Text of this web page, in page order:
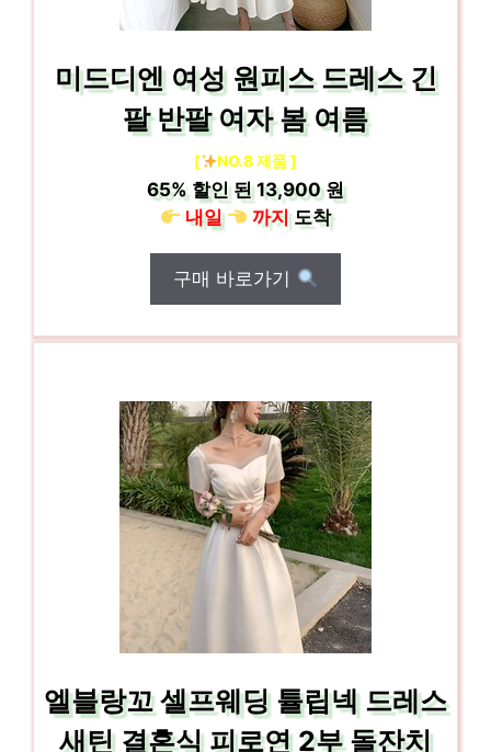
미드디엔 여성 원피스 드레스 긴
팔 반팔 여자 봄 여름
[ NO.8 제품 ]
65%할인 된13,900 원
내일
까지도착
구매 바로가기
엘블랑꼬 셀프웨딩 튤립넥 드레스
새틴 결혼식 피로연 2부 돌잔치